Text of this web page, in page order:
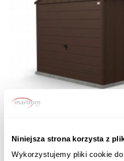
Niniejsza strona korzysta z
Wykorzystujemy pliki cookie